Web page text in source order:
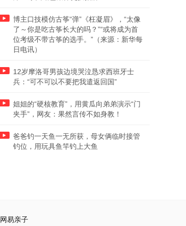
博主口技模仿古筝“弹”《枉凝眉》，“太像
了～你是吃古筝长大的吗？”“或将成为首
位考级不带古筝的选手。”（来源：新华每
日电讯）
12岁摩洛哥男孩边境哭泣恳求西班牙士
兵：“可不可以不要把我遣返回国”
姐姐的“硬核教育”，用黄瓜向弟弟演示“门
夹手”，网友：果然言传不如身教！
爸爸钓一天鱼一无所获，母女俩临时接管
钓位，用玩具鱼竿钓上大鱼
网易亲子